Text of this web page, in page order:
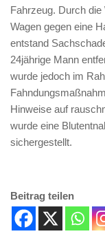
Fahrzeug. Durch
Wagen gegen eine
entstand
24jährige Mann
wurde jedoch im
Hinweise auf
wurde eine
sichergestellt.
Beitrag teilen